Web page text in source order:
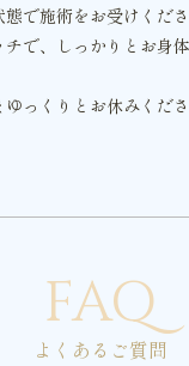
で施術をお受けくださ
で、しっかりとお身
っくりとお休みくださ
FAQ
よくあるご質問